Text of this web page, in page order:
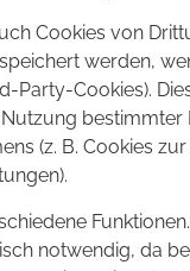
Cookies von
werden,
Party-Cookies).
bestimmter
(z. B. Cookies
notwendig, da